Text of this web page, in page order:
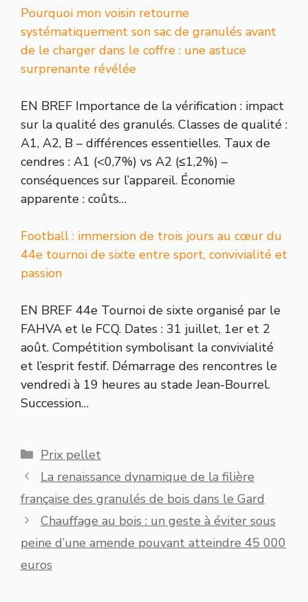
Pourquoi mon voisin retourne
systématiquement son sac de granulés avant
de le charger dans le coffre : une astuce
surprenante révélée
EN BREF Importance de la vérification : impact
sur la qualité des granulés. Classes de qualité :
A1, A2, B – différences essentielles. Taux de
cendres : A1 (<0,7%) vs A2 (≤1,2%) –
conséquences sur l’appareil. Économie
apparente : coûts…
Football : immersion de trois jours au cœur du
44e tournoi de sixte entre sport, convivialité et
passion
EN BREF 44e Tournoi de sixte organisé par le
FAHVA et le FCQ. Dates : 31 juillet, 1er et 2
août. Compétition symbolisant la convivialité
et l’esprit festif. Démarrage des rencontres le
vendredi à 19 heures au stade Jean-Bourrel.
Succession…
Catégories
Prix pellet
La renaissance dynamique de la filière
française des granulés de bois dans le Gard
Chauffage au bois : un geste à éviter sous
peine d’une amende pouvant atteindre 45 000
euros